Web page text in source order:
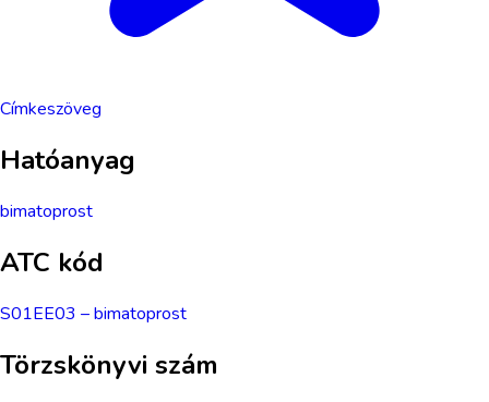
Címkeszöveg
Hatóanyag
bimatoprost
ATC kód
S01EE03 –bimatoprost
Törzskönyvi szám